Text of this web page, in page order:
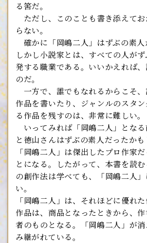
る筈だ。
ただし、このことも書き添えて
らない。
確かに「岡嶋二人」はずぶの素人
しかし小説家とは、すべての人が
発する職業である。いいかえれば
のだ。
一方で、誰でもなれるからこそ、
作品を書いたり、ジャンルのスタン
る作品を残すのは、非常に難しい。
いってみれば「岡嶋二人」とな
と徳山さんはずぶの素人だったかも
「岡嶋二人」は傑出したプロ作家
とになる。したがって、本書を読
の創作法は学べても、「岡嶋二人
い。
「岡嶋二人」は、それほどに優れた
作品は、商品となったときから、
者のものとなる。「岡嶋二人」が
み継がれている。